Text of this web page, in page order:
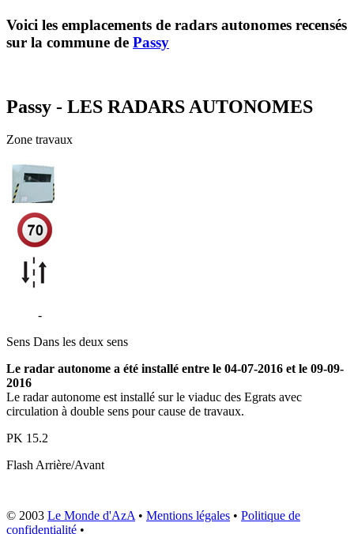
Voici les emplacements de radars autonomes recensés
sur la commune de Passy
Passy - LES RADARS AUTONOMES
Zone travaux
-
Sens Dans les deux sens
Le radar autonome a été installé entre le 04-07-2016 et le 09-09-
2016
Le radar autonome est installé sur le viaduc des Egrats avec
circulation à double sens pour cause de travaux.
PK 15.2
FlashArrière/Avant
© 2003 Le Monde d'AzA• Mentions légales • Politique de
confidentialité •